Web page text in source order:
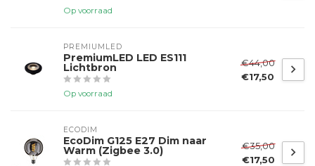
Op voorraad
PREMIUMLED
PremiumLED LED ES111
Lichtbron
Op voorraad
€44,00
€17,50
ECODIM
EcoDim G125 E27 Dim naar
Warm (Zigbee 3.0)
€35,00
€17,50